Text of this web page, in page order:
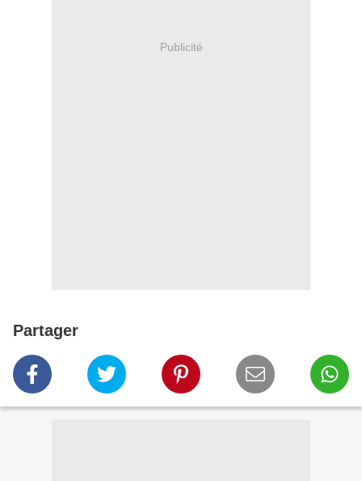
Publicité
Partager